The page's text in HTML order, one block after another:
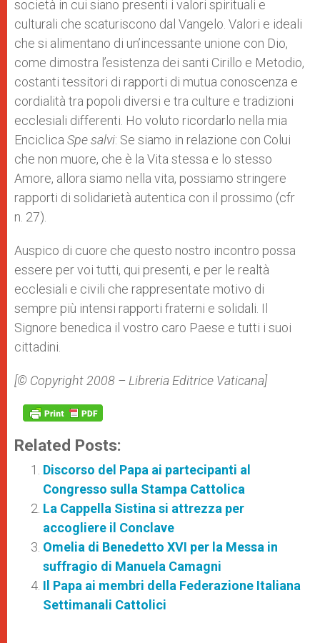
società in cui siano presenti i valori spirituali e
culturali che scaturiscono dal Vangelo. Valori e ideali
che si alimentano di un’incessante unione con Dio,
come dimostra l’esistenza dei santi Cirillo e Metodio,
costanti tessitori di rapporti di mutua conoscenza e
cordialità tra popoli diversi e tra culture e tradizioni
ecclesiali differenti. Ho voluto ricordarlo nella mia
Enciclica Spe salvi: Se siamo in relazione con Colui
che non muore, che è la Vita stessa e lo stesso
Amore, allora siamo nella vita, possiamo stringere
rapporti di solidarietà autentica con il prossimo (cfr
n. 27).
Auspico di cuore che questo nostro incontro possa
essere per voi tutti, qui presenti, e per le realtà
ecclesiali e civili che rappresentate motivo di
sempre più intensi rapporti fraterni e solidali. Il
Signore benedica il vostro caro Paese e tutti i suoi
cittadini.
[© Copyright 2008 – Libreria Editrice Vaticana]
Related Posts:
Discorso del Papa ai partecipanti al
Congresso sulla Stampa Cattolica
La Cappella Sistina si attrezza per
accogliere il Conclave
Omelia di Benedetto XVI per la Messa in
suffragio di Manuela Camagni
Il Papa ai membri della Federazione Italiana
Settimanali Cattolici